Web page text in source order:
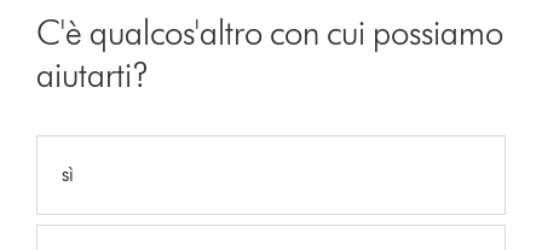
C'è qualcos'altro con cui possiamo
aiutarti?
sì